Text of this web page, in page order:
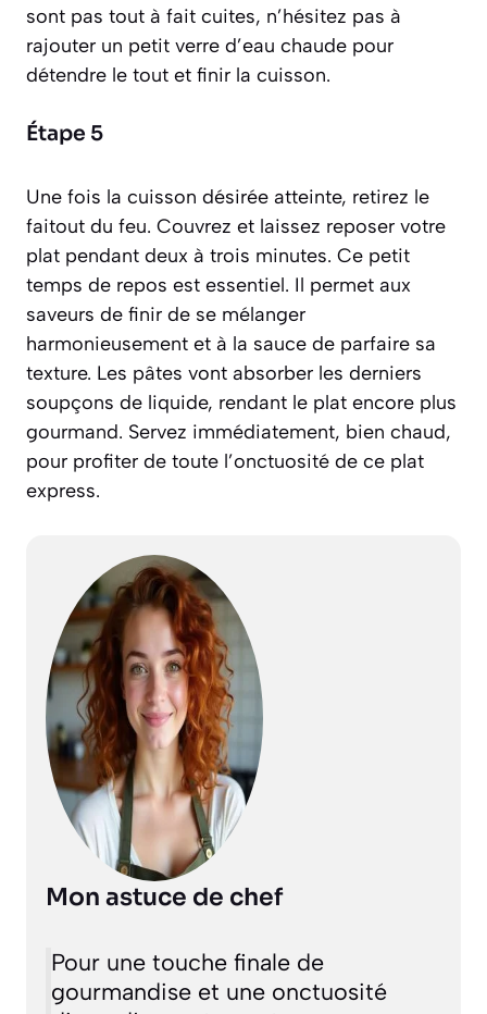
sont pas tout à fait cuites, n’hésitez pas à
rajouter un petit verre d’eau chaude pour
détendre le tout et finir la cuisson.
Étape 5
Une fois la cuisson désirée atteinte, retirez le
faitout du feu. Couvrez et laissez reposer votre
plat pendant deux à trois minutes. Ce petit
temps de repos est essentiel. Il permet aux
saveurs de finir de se mélanger
harmonieusement et à la sauce de parfaire sa
texture. Les pâtes vont absorber les derniers
soupçons de liquide, rendant le plat encore plus
gourmand. Servez immédiatement, bien chaud,
pour profiter de toute l’onctuosité de ce plat
express.
Mon astuce de chef
Pour une touche finale de
gourmandise et une onctuosité